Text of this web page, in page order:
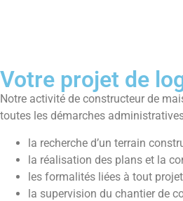
Votre projet de
Notre activité de constructeur de
toutes les démarches
la recherche d’un terrain
la réalisation des plans et la
les formalités liées à tout
la supervision du chantier de